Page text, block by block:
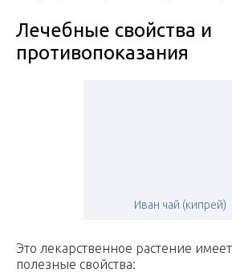
Лечебные свойства и
противопоказания
Иван чай (кипрей)
Это лекарственное растение
полезные свойства: